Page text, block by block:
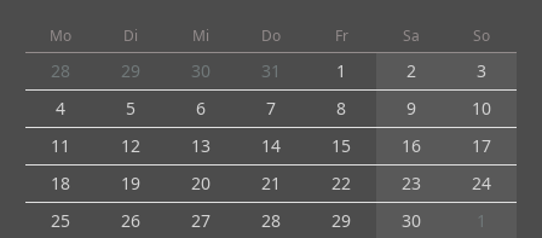
Mo Di Mi Do Fr Sa So
28 29 30 31 1 2
3
4
5 6 7 8 9
10
11
12 13 14 15 16
17
18
19 20 21 22 23
24
25
26 27 28 29 30 1